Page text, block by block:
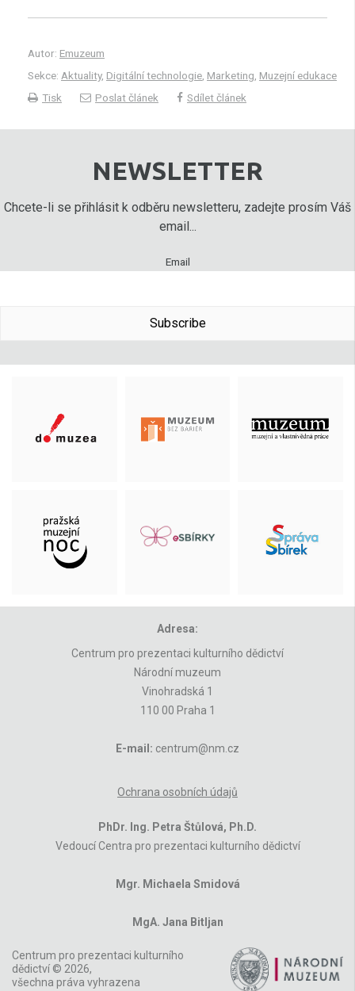
Autor: Emuzeum
Sekce: Aktuality, Digitální technologie Marketing Muzejní edukace
Tisk
Poslat článek Sdílet článek
NEWSLETTER
Chcete-li se přihlásit k odběru newsletteru, zadejte prosím Váš
email...
Email
Subscribe
Adresa:
Centrum pro prezentaci kulturního dědictví
Národní muzeum
Vinohradská 1
110 00 Praha 1
E-mail: centrum@nm.cz
Ochrana osobních údajů
PhDr. Ing. Petra Štůlová, Ph.D.
Vedoucí Centra pro prezentaci kulturního dědictví
Mgr. Michaela Smidová
MgA. Jana Bitljan
Centrum pro prezentaci kulturního
dědictví © 2026,
všechna práva vyhrazena